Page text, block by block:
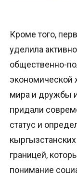
Кроме того,
уделила
общественно-
экономической
мира и дружбы
придали
статус и
границей,
понимание